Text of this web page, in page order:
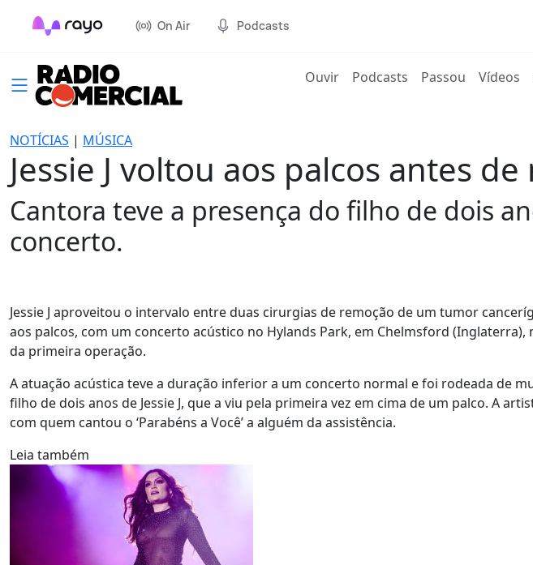
On Air Podcasts
Ouvir(current)
Podcasts Passou Vídeos
NOTÍCIAS | MÚSICA
Jessie J voltou aos palcos antes
Cantora teve a presença do filho de dois
concerto.
Jessie J aproveitou o intervalo entre duas cirurgias de remoção de um tumor
aos palcos, com um concerto acústico no Hylands Park, em Chelmsford (Inglaterra),
da primeira operação.
A atuação acústica teve a duração inferior a um concerto normal e foi rodeada de
filho de dois anos de Jessie J, que a viu pela primeira vez em cima de um palco. A
com quem cantou o ‘Parabéns a Você’ a alguém da assistência.
Leia também